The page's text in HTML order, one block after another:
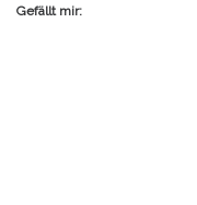
Gefällt mir: